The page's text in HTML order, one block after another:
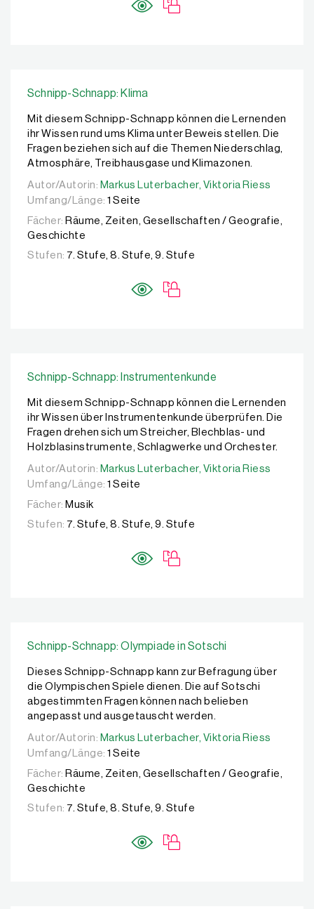
Schnipp-Schnapp: Klima
Mit diesem Schnipp-Schnapp können die Lernenden
ihr Wissen rund ums Klima unter Beweis stellen. Die
Fragen beziehen sich auf die Themen Niederschlag,
Atmosphäre, Treibhausgase und Klimazonen.
Autor/Autorin: Markus Luterbacher, Viktoria Riess
Autor/Autorin: Markus Luterbacher, Viktoria Riess
Umfang/Länge: 1 Seite
Fächer: Räume, Zeiten, Gesellschaften / Geografie,
Geschichte
Stufen: 7. Stufe, 8. Stufe, 9. Stufe
Schnipp-Schnapp: Instrumentenkunde
Mit diesem Schnipp-Schnapp können die Lernenden
ihr Wissen über Instrumentenkunde überprüfen. Die
Fragen drehen sich um Streicher, Blechblas- und
Holzblasinstrumente, Schlagwerke und Orchester.
Autor/Autorin: Markus Luterbacher, Viktoria Riess
Autor/Autorin: Markus Luterbacher, Viktoria Riess
Umfang/Länge: 1 Seite
Fächer: Musik
Stufen: 7. Stufe, 8. Stufe, 9. Stufe
Schnipp-Schnapp: Olympiade in Sotschi
Dieses Schnipp-Schnapp kann zur Befragung über
die Olympischen Spiele dienen. Die auf Sotschi
abgestimmten Fragen können nach belieben
angepasst und ausgetauscht werden.
Autor/Autorin: Markus Luterbacher, Viktoria Riess
Autor/Autorin: Markus Luterbacher, Viktoria Riess
Umfang/Länge: 1 Seite
Fächer: Räume, Zeiten, Gesellschaften / Geografie,
Geschichte
Stufen: 7. Stufe, 8. Stufe, 9. Stufe